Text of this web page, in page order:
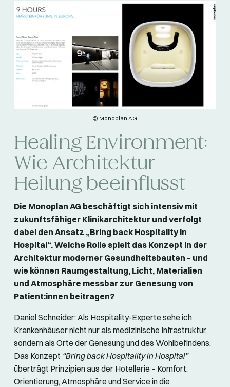
© Monoplan AG
Healing Environment:
Wie Architektur
Heilung beeinflusst
Die Monoplan AG beschäftigt sich intensiv mit
zukunftsfähiger Klinikarchitektur und verfolgt
dabei den Ansatz „Bring back Hospitality in
Hospital“. Welche Rolle spielt das Konzept in der
Architektur moderner Gesundheitsbauten – und
wie können Raumgestaltung, Licht, Materialien
und Atmosphäre messbar zur Genesung von
Patient:innen beitragen?
Daniel Schneider: Als Hospitality-Experte sehe ich
Krankenhäuser nicht nur als medizinische Infrastruktur,
sondern als Orte der Genesung und des Wohlbefindens.
Das Konzept “Bring back Hospitality in Hospital”
überträgt Prinzipien aus der Hotellerie – Komfort,
Orientierung, Atmosphäre und Service in die